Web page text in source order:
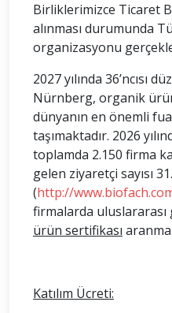
Birliklerimizce Ticaret
alınması durumunda
organizasyonu
2027 yılında 36’ncısı
Nürnberg, organik
dünyanın en önemli
taşımaktadır. 2026
toplamda 2.150 firma
gelen ziyaretçi sayısı
(http://
firmalarda uluslararası
ürün sertifikası
Katılım Ücreti: